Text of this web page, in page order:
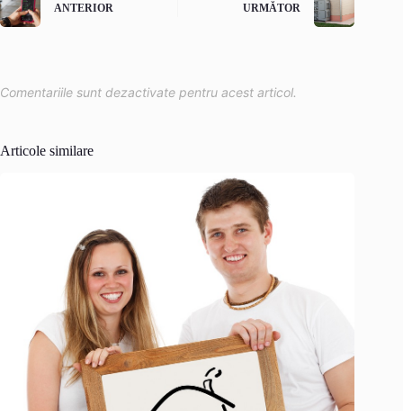
ANTERIOR URMĂTOR
Comentariile sunt dezactivate pentru acest articol.
Articole similare